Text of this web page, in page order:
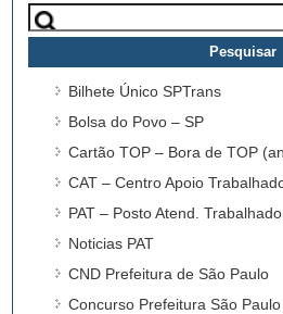
Pesquisar
por:
Bilhete Único SPTrans
Bolsa do Povo – SP
Cartão TOP – Bora de TOP
CAT – Centro Apoio
PAT – Posto Atend.
Noticias PAT
CND Prefeitura de São Paulo
Concurso Prefeitura São Paulo